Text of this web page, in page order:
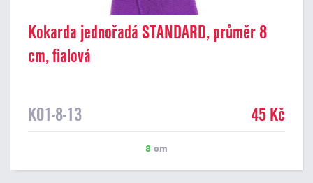
Kokarda jednořadá STANDARD, průměr 8
cm, fialová
K01-8-13 45 Kč
8 cm